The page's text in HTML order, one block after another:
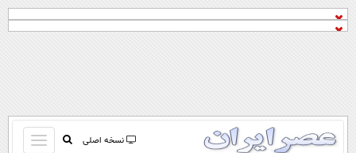
نسخه اصلی
باز